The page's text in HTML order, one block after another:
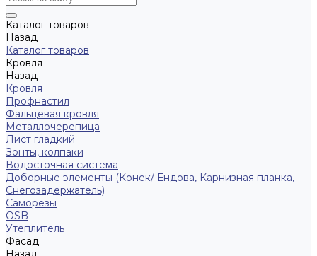
Каталог товаров
Назад
Каталог товаров
Кровля
Назад
Кровля
Профнастил
Фальцевая кровля
Металлочерепица
Лист гладкий
Зонты, колпаки
Водосточная система
Доборные элементы (Конек/ Ендова, Карнизная планка,
Снегозадержатель)
Саморезы
ОSB
Утеплитель
Фасад